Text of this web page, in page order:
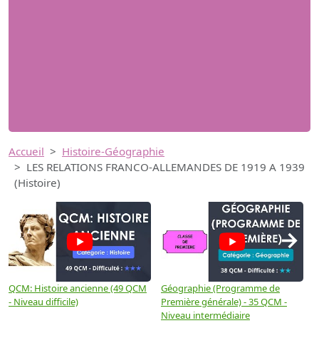
Accueil
Histoire-Géographie
LES RELATIONS FRANCO-ALLEMANDES DE 1919 A 1939
(Histoire)
QCM: Histoire ancienne (49 QCM
- Niveau difficile)
Géographie (Programme de
Première générale) - 35 QCM -
Niveau intermédiaire
→